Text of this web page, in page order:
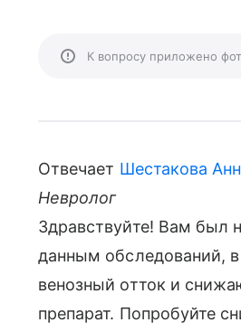
К вопросу приложено
Отвечает Шестакова
Невролог
Здравствуйте! Вам был
данным обследований,
венозный отток и
препарат. Попробуйте